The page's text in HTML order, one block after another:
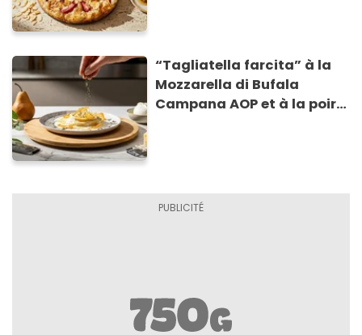
“Tagliatella farcita” à la
Mozzarella di Bufala
Campana AOP et à la poire